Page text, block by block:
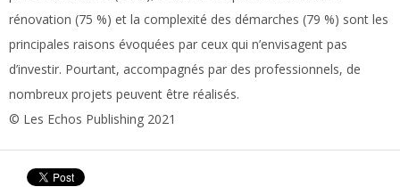
rénovation (75 %) et la complexité des démarches (79 %) sont les
principales raisons évoquées par ceux qui n’envisagent pas
d’investir. Pourtant, accompagnés par des professionnels, de
nombreux projets peuvent être réalisés.
© Les Echos Publishing 2021